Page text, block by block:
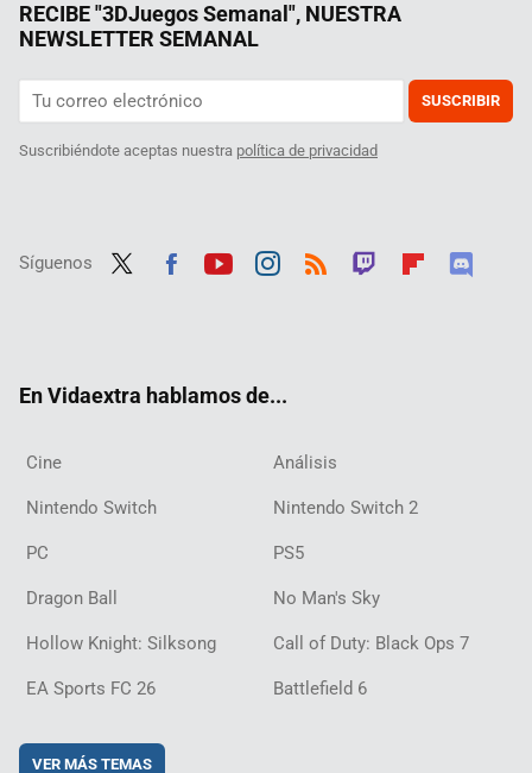
RECIBE "3DJuegos Semanal", NUESTRA
NEWSLETTER SEMANAL
SUSCRIBIR
Suscribiéndote aceptas nuestra política de privacidad
Síguenos
En Vidaextra hablamos de...
Cine Análisis
Nintendo Switch Nintendo Switch 2
PC PS5
Dragon Ball No Man's Sky
Hollow Knight: Silksong Call of Duty: Black Ops 7
EA Sports FC 26 Battlefield 6
VER MÁS TEMAS